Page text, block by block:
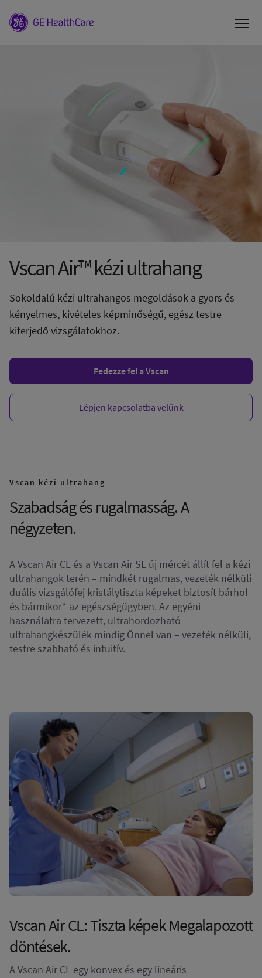
Vscan Air™ kézi ultrahang
Sokoldalú kézi ultrahangos megoldások a gyors és
kényelmes, kivételes képminőségű, egész testre
kiterjedő vizsgálatokhoz.
Fedezze fel a Vscan
Lépjen kapcsolatba velünk
Vscan kézi ultrahang
Szabadság és rugalmasság. A
négyzeten.
A Vscan Air CL és a Vscan Air SL új mércét állít fel a kézi
ultrahangok terén – mindkét rugalmas, vezeték nélküli
duális vizsgálófej kristálytiszta képeket biztosít bárhol
és bármikor* az egészségügyben. Az egyéni
használatra tervezett, ultrahordozható
ultrahangkészülék mindig Önnel van – vezeték nélküli,
testre szabható és intuitív.
Vscan Air CL: Tiszta képek Megalapozott
döntések.
A Vscan Air CL egy konvex és egy lineáris